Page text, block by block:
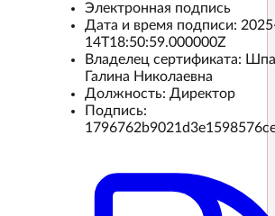
Электронная подпись
Дата и время подписи:
14T18:50:59.000000Z
Владелец сертификата:
Галина Николаевна
Должность: Директор
Подпись: